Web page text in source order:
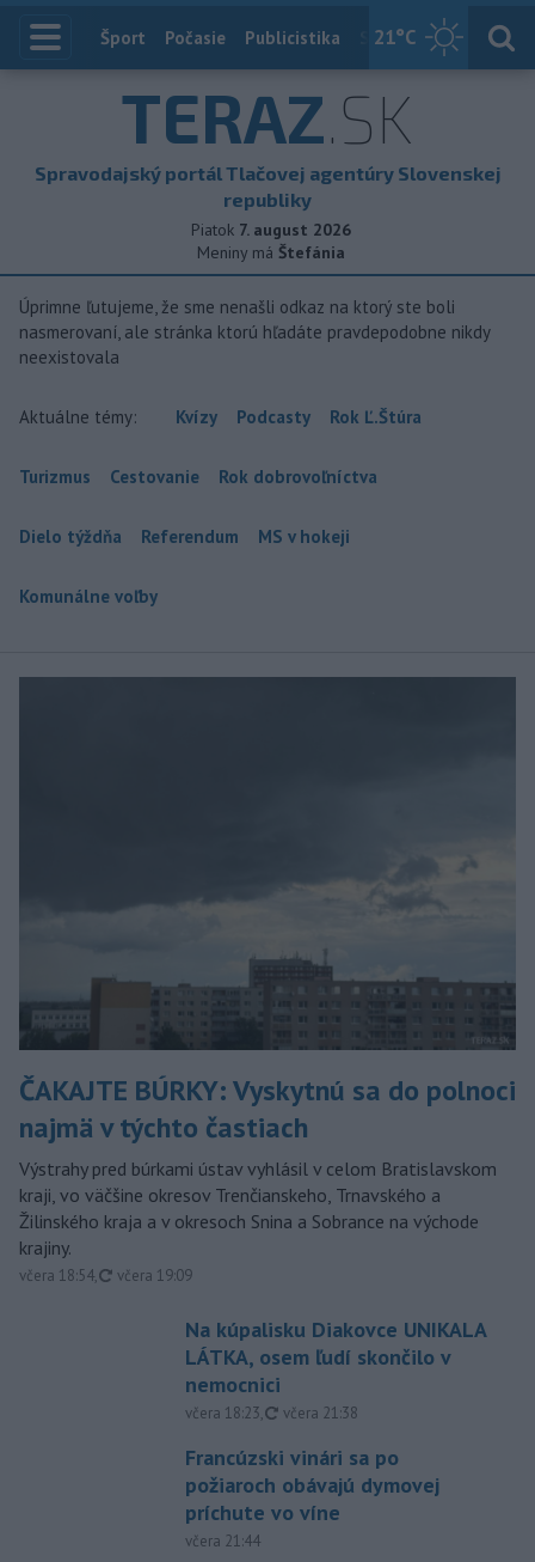
21°C
Index
Šport Počasie Publicistika Slovensko
TERAZ.SK
Spravodajský portál Tlačovej agentúry Slovenskej
republiky
Piatok 7. august 2026
Meniny má Štefánia
Úprimne ľutujeme, že sme nenašli odkaz na ktorý ste boli
nasmerovaní, ale stránka ktorú hľadáte pravdepodobne nikdy
neexistovala
Aktuálne témy: Kvízy Podcasty Rok Ľ.Štúra
Turizmus Cestovanie Rok dobrovoľníctva
Dielo týždňa Referendum MS v hokeji
Komunálne voľby
ČAKAJTE BÚRKY: Vyskytnú sa do polnoci
najmä v týchto častiach
Výstrahy pred búrkami ústav vyhlásil v celom Bratislavskom
kraji, vo väčšine okresov Trenčianskeho, Trnavského a
Žilinského kraja a v okresoch Snina a Sobrance na východe
krajiny.
včera 18:54, aktualizované
včera 19:09
Na kúpalisku Diakovce UNIKALA
LÁTKA, osem ľudí skončilo v
nemocnici
včera 18:23, aktualizované
včera 21:38
Francúzski vinári sa po
požiaroch obávajú dymovej
príchute vo víne
včera 21:44